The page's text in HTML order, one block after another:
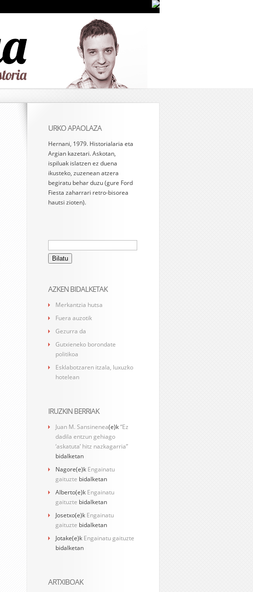
URKO APAOLAZA
Hernani, 1979. Historialaria eta
Argian kazetari. Askotan,
ispiluak islatzen ez duena
ikusteko, zuzenean atzera
begiratu behar duzu (gure Ford
Fiesta zaharrari retro-bisorea
hautsi zioten).
Bilatu:
AZKEN BIDALKETAK
Merkantzia hutsa
Fuera auzotik
Gezurra da
Gutxieneko borondate
politikoa
Esklabotzaren itzala, luxuzko
hotelean
IRUZKIN BERRIAK
Juan M. Sansinenea(e)k“Ez
dadila entzun gehiago
‘askatuta’ hitz nazkagarria”
bidalketan
Nagore(e)k Engainatu
gaituzte bidalketan
Alberto(e)k Engainatu
gaituzte bidalketan
Josetxo(e)k Engainatu
gaituzte bidalketan
Jotake(e)k Engainatu gaituzte
bidalketan
ARTXIBOAK